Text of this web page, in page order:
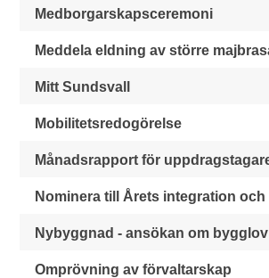
Medborgarskapsceremoni
Meddela eldning av större
Mitt Sundsvall
Mobilitetsredogörelse
Månadsrapport för
Nominera till Årets integration och
Nybyggnad - ansökan om bygglov
Omprövning av förvaltarskap